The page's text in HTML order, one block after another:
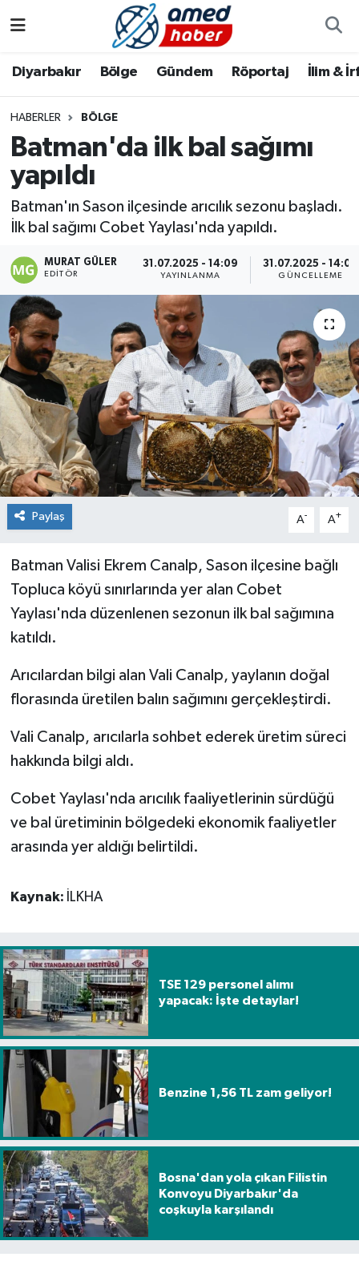
Diyarbakır Bölge Gündem Röportaj İlim &
HABERLER BÖLGE
Batman'da ilk bal sağımı
yapıldı
Batman'ın Sason ilçesinde arıcılık sezonu başladı.
İlk bal sağımı Cobet Yaylası'nda yapıldı.
MURAT GÜLER
EDITÖR
31.07.2025 - 14:09
YAYINLANMA
31.07.2025 - 14:09
GÜNCELLEME
Paylaş A- A+
Batman Valisi Ekrem Canalp, Sason ilçesine bağlı
Topluca köyü sınırlarında yer alan Cobet
Yaylası'nda düzenlenen sezonun ilk bal sağımına
katıldı.
Arıcılardan bilgi alan Vali Canalp, yaylanın doğal
florasında üretilen balın sağımını gerçekleştirdi.
Vali Canalp, arıcılarla sohbet ederek üretim süreci
hakkında bilgi aldı.
Cobet Yaylası'nda arıcılık faaliyetlerinin sürdüğü
ve bal üretiminin bölgedeki ekonomik faaliyetler
arasında yer aldığı belirtildi.
Kaynak: İLKHA
TSE 129 personel alımı
yapacak: İşte detaylar!
Benzine 1,56 TL zam geliyor!
Bosna'dan yola çıkan Filistin
Konvoyu Diyarbakır'da
coşkuyla karşılandı
Bölge
Röportaj
Foto Galeri
Yazarlar
Aile
Asayiş
Bilim & Teknoloji
Bölge
Dünya
Eğitim
Ekonomi
Genel
Güncel
Gündem
İlim & İrfan
KURDÎ
Sağlık
Sağlık & Yaşam
Spor
Yaşam
Diyarbakır Hava Durumu
Diyarbakır Namaz Vakitleri
Diyarbakır Trafik Yoğunluk Haritası
Süper Lig Puan Durumu ve Fikstür
Tüm Manşetler
Son Dakika Haberleri
Haber Arşivi